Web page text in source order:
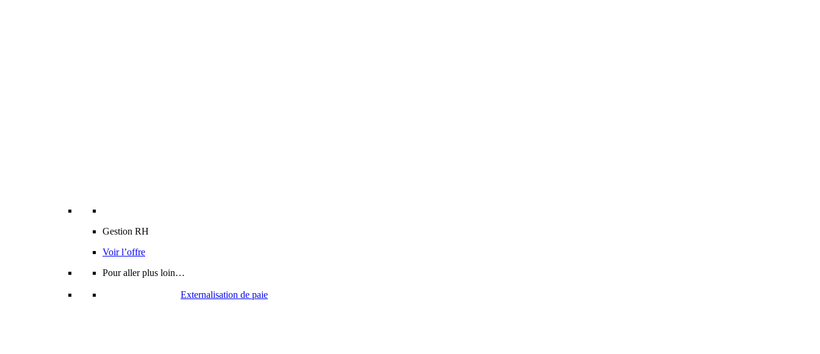
Gestion RH
Voir l’offre
Pour aller plus loin…
Externalisation de paie